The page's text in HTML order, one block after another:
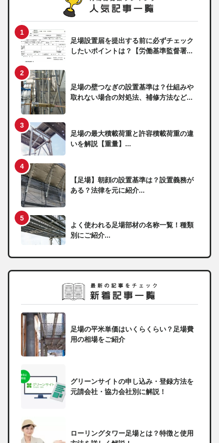
足場設置届を提出する前に必ずチェック
したいポイントは？【労働基準監督署...
足場の壁つなぎの設置基準は？仕組みや
取れない場合の対処法、補修方法など...
足場の最大積載荷重と許容積載荷重の違
いを解説【重量】...
【足場】朝顔の設置基準は？設置義務が
ある？法律を元に紹介...
よく使われる足場部材の名称一覧！種類
別にご紹介...
足場の平米単価はいくらくらい？足場費
用の相場をご紹介
グリーンサイトの申し込み・登録方法を
元請会社・協力会社別に解説！
ローリングタワー足場とは？特徴と使用